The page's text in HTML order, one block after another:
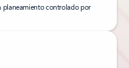
planeamiento controlado por